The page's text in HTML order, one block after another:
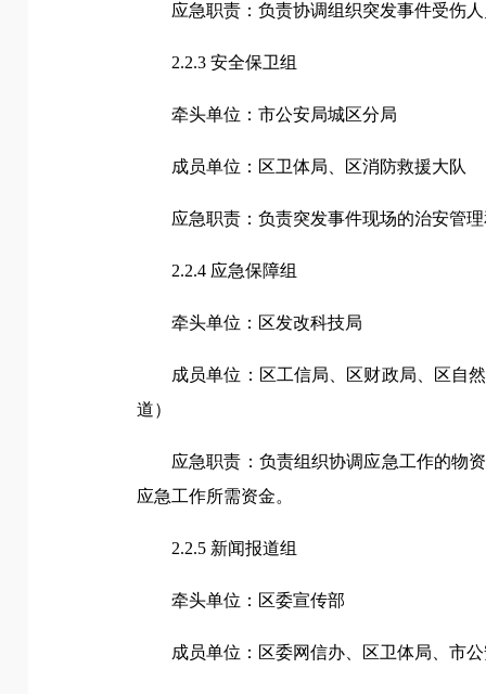
应急职责：负责协调组织突发事件受伤
2.2.3 安全保卫组
牵头单位：市公安局城区分局
成员单位：区卫体局、区消防救援大队
应急职责：负责突发事件现场的治安管
2.2.4 应急保障组
牵头单位：区发改科技局
成员单位：区工信局、区财政局、区自
道）
应急职责：负责组织协调应急工作的物
应急工作所需资金。
2.2.5 新闻报道组
牵头单位：区委宣传部
成员单位：区委网信办、区卫体局、市